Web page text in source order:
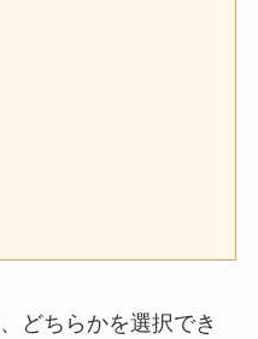
どちらかを選択でき